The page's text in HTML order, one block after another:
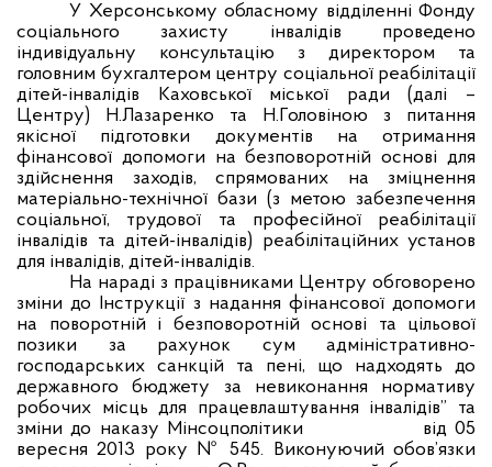
У Херсонському обласному відділенні Фонду
соціального захисту інвалідів проведено
індивідуальну консультацію з директором та
головним бухгалтером центру соціальної реабілітації
дітей-інвалідів Каховської міської ради (далі –
Центру) Н.Лазаренко та Н.Головіною з питання
якісної підготовки документів на отримання
фінансової допомоги на безповоротній основі для
здійснення заходів, спрямованих на зміцнення
матеріально-технічної бази (з метою забезпечення
соціальної, трудової та професійної реабілітації
інвалідів та дітей-інвалідів) реабілітаційних установ
для інвалідів, дітей-інвалідів.
На нараді з працівниками Центру обговорено
зміни до Інструкції з надання фінансової допомоги
на поворотній і безповоротній основі та цільової
позики за рахунок сум адміністративно-
господарських санкцій та пені, що надходять до
державного бюджету за невиконання нормативу
робочих місць для працевлаштування інвалідів” та
зміни до наказу Мінсоцполітики
від 05
вересня 2013 року № 545. Виконуючий обов’язки